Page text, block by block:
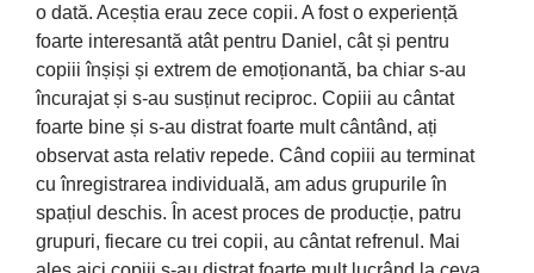
o dată. Aceștia erau zece copii. A fost o experiență
foarte interesantă atât pentru Daniel, cât și pentru
copiii înșiși și extrem de emoționantă, ba chiar s-au
încurajat și s-au susținut reciproc. Copiii au cântat
foarte bine și s-au distrat foarte mult cântând, ați
observat asta relativ repede. Când copiii au terminat
cu înregistrarea individuală, am adus grupurile în
spațiul deschis. În acest proces de producție, patru
grupuri, fiecare cu trei copii, au cântat refrenul. Mai